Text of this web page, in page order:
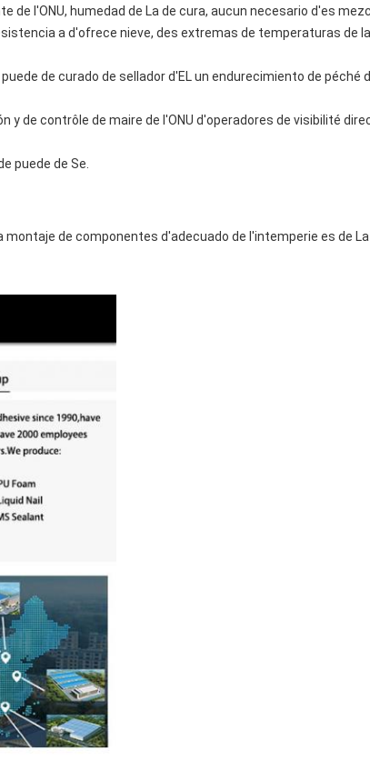
de l'ONU, humedad de La de cura, aucun necesario d'es
a d'ofrece nieve, des extremas de temperaturas de
de curado de sellador d'EL un endurecimiento de péché
y de contrôle de maire de l'ONU d'operadores de visibilité
puede de Se.
de componentes d'adecuado de l'intemperie es de